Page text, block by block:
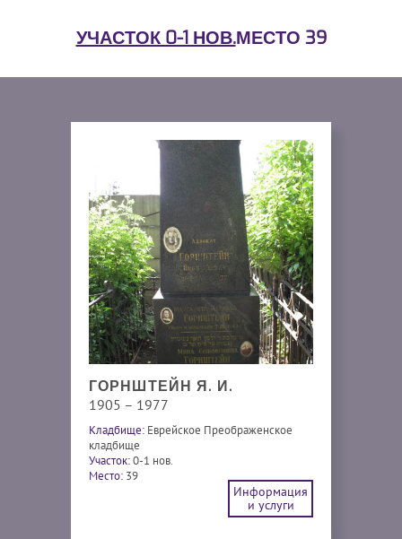
УЧАСТОК 0-1 НОВ.МЕСТО 39
ГОРНШТЕЙН Я. И.
1905 – 1977
Кладбище: Еврейское Преображенское
кладбище
Участок:0-1 нов.
Место: 39
Информация
и услуги